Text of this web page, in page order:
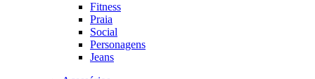
Fitness
Praia
Social
Personagens
Jeans